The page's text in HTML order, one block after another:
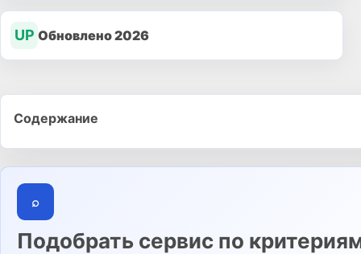
UP Обновлено 2026
Содержание
⌕
Подобрать сервис по